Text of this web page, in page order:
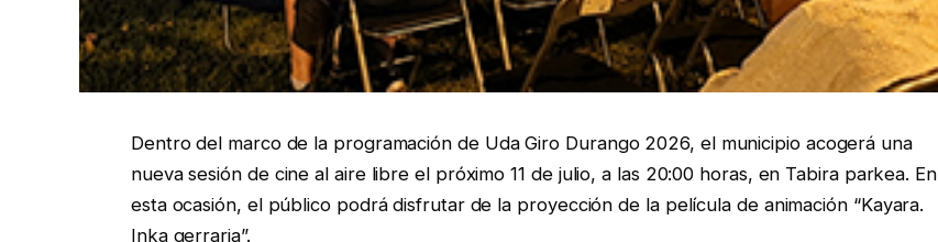
Dentro del marco de la programación de Uda Giro Durango 2026, el municipio acogerá una
nueva sesión de cine al aire libre el próximo 11 de julio, a las 20:00 horas, en Tabira parkea. En
esta ocasión, el público podrá disfrutar de la proyección de la película de animación “Kayara.
Inka gerraria”.